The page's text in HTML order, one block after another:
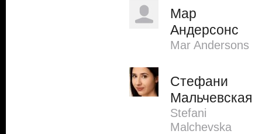
Мар
Андерсонс
Mar Andersons
Стефани
Мальчевская
Stefani
Malchevska